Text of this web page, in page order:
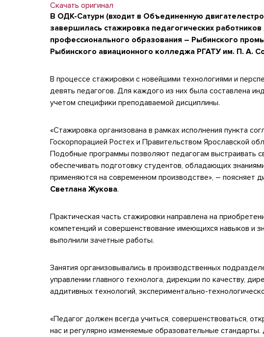
Скачать оригинал
В ОДК-Сатурн (входит в Объединенную
завершилась стажировка педагогических
профессионального образования – Рыбинского
Рыбинского авиационного колледжа РГАТУ им. П. А.
В процессе стажировки с новейшими технологиями и
девять педагогов. Для каждого из них была составлена
учетом специфики преподаваемой дисциплины.
«Стажировка организована в рамках исполнения пункта
Госкорпорацией Ростех и Правительством Ярославской
Подобные программы позволяют педагогам выстраивать
обеспечивать подготовку студентов, обладающих
применяются на современном производстве», – поясняет
Светлана Жукова.
Практическая часть стажировки направлена на
компетенций и совершенствование имеющихся навыков и
выполнили зачетные работы.
Занятия организовывались в производственных
управлении главного технолога, дирекции по качеству,
аддитивных технологий, экспериментально-
«Педагог должен всегда учиться, совершенствоваться,
нас и регулярно изменяемые образовательные